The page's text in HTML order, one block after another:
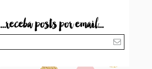
...receba posts por email...